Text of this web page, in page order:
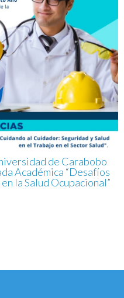
de Carabobo
Académica “Desafíos
la Salud Ocupacional”